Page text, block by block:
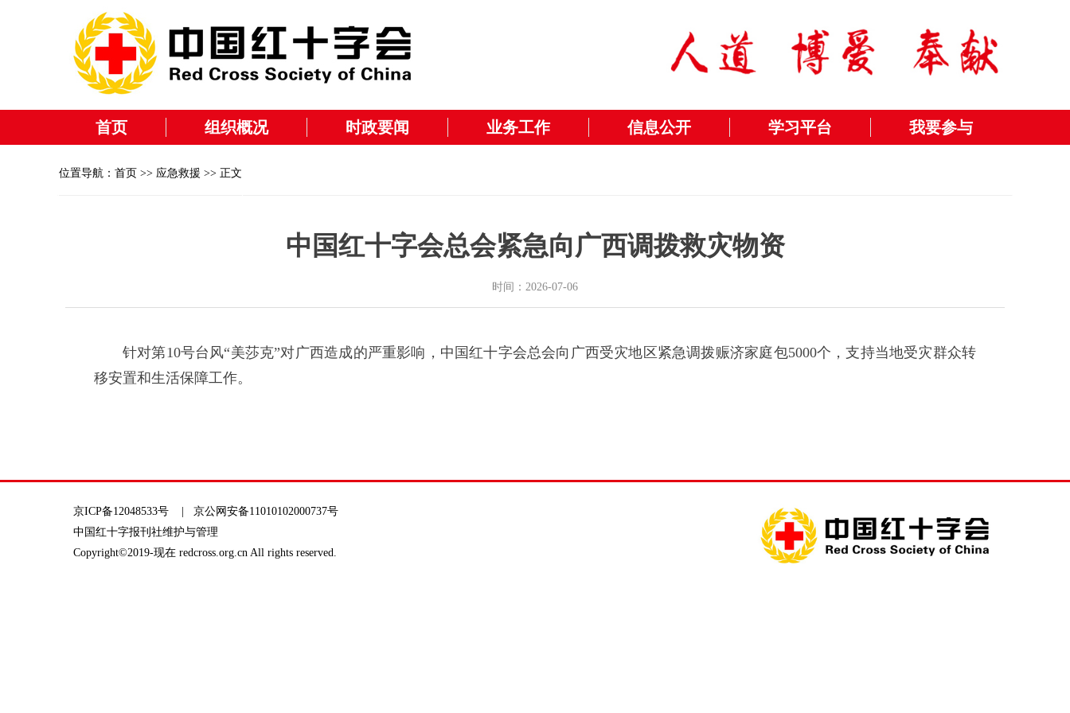
首页 组织概况 时政要闻 业务工作 信息公开 学习平台 我要参与
位置导航： 首页 >> 应急救援 >> 正文
中国红十字会总会紧急向广西调拨救灾物资
时间：2026-07-06
针对第10号台风“美莎克”对广西造成的严重影响，中国红十字会总会向广西受灾地区紧急调拨赈济家庭包5000个，支持当地受灾群众转
移安置和生活保障工作。
京ICP备12048533号 | 京公网安备11010102000737号
中国红十字报刊社维护与管理
Copyright©2019-现在 redcross.org.cn All rights reserved.